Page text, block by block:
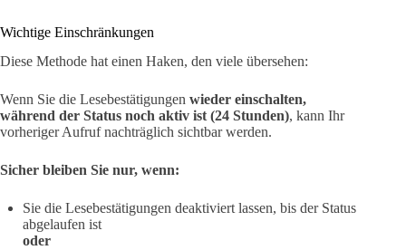
Wichtige Einschränkungen
Diese Methode hat einen Haken, den viele übersehen:
Wenn Sie die Lesebestätigungen wieder einschalten,
während der Status noch aktiv ist (24 Stunden), kann Ihr
vorheriger Aufruf nachträglich sichtbar werden.
Sicher bleiben Sie nur, wenn:
Sie die Lesebestätigungen deaktiviert lassen, bis der Status
abgelaufen ist
oder